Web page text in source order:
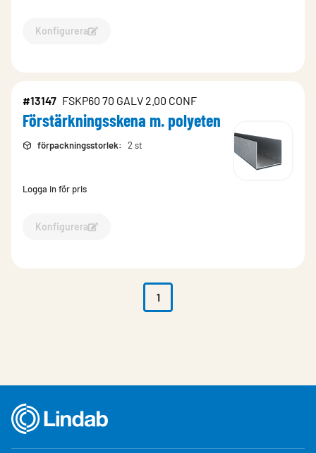
Konfigurera
Konfigurera Förstärkningsskena m. polyeten-12635
#13147 FSKP60 70 GALV 2.00 CONF
Förstärkningsskena m. polyeten
förpackningsstorlek: 2 st
Logga in för pris
Konfigurera
Konfigurera Förstärkningsskena m. polyeten-13147
1